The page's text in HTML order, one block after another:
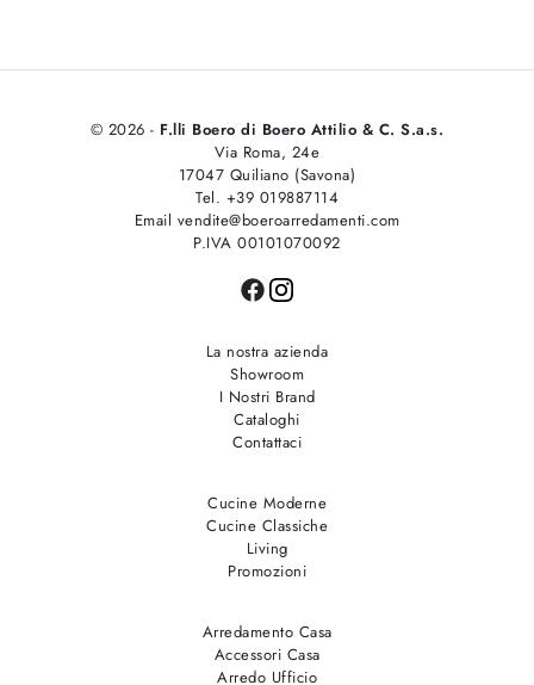
© 2026 - F.lli Boero di Boero Attilio & C. S.a.s.
Via Roma, 24e
17047 Quiliano (Savona)
Tel. +39 019887114
Email vendite@boeroarredamenti.com
P.IVA 00101070092
La nostra azienda
Showroom
I Nostri Brand
Cataloghi
Contattaci
Cucine Moderne
Cucine Classiche
Living
Promozioni
Arredamento Casa
Accessori Casa
Arredo Ufficio